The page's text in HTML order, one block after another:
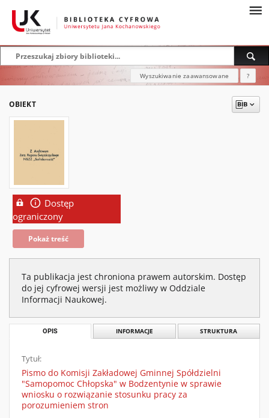
Wyszukiwanie zaawansowane ?
OBIEKT
Dostęp
ograniczony
Pokaż treść
Ta publikacja jest chroniona prawem autorskim. Dostęp
do jej cyfrowej wersji jest możliwy w Oddziale
Informacji Naukowej.
OPIS INFORMACJE STRUKTURA
Tytuł:
Pismo do Komisji Zakładowej Gminnej Spółdzielni
"Samopomoc Chłopska" w Bodzentynie w sprawie
wniosku o rozwiązanie stosunku pracy za
porozumieniem stron